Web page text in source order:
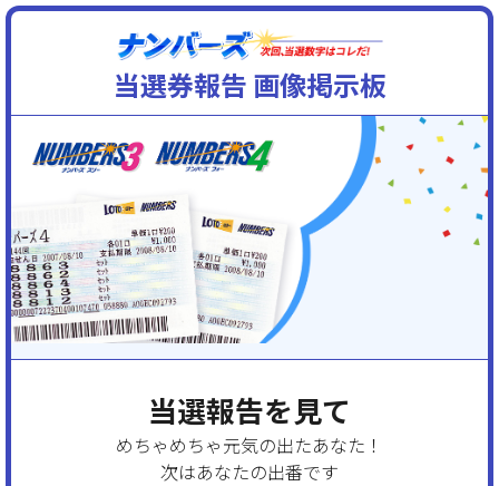
当選券報告 画像掲示板
当選報告を見て
めちゃめちゃ元気の出たあなた！
次はあなたの出番です